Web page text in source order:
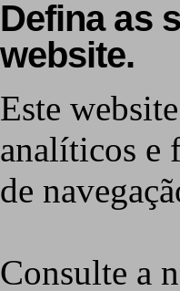
Defina as
website.
Este
analíticos e
de
Consulte a